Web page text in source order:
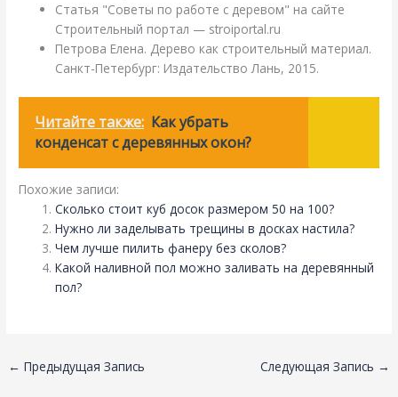
Статья "Советы по работе с деревом" на сайте
Строительный портал — stroiportal.ru
Петрова Елена. Дерево как строительный материал.
Санкт-Петербург: Издательство Лань, 2015.
Читайте также: Как убрать
конденсат с деревянных окон?
Похожие записи:
Сколько стоит куб досок размером 50 на 100?
Нужно ли заделывать трещины в досках настила?
Чем лучше пилить фанеру без сколов?
Какой наливной пол можно заливать на деревянный
пол?
← Предыдущая Запись Следующая Запись →